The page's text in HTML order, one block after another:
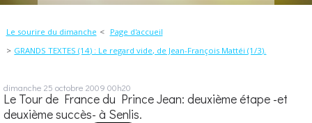
Le sourire du dimanche
Page d'accueil
GRANDS TEXTES (14) : Le regard vide, de Jean-François Mattéi (1/3).
dimanche 25 octobre 2009 00h20
Le Tour de France du Prince Jean: deuxième étape -et
deuxième succès- à Senlis.